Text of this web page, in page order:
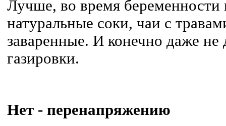
Лучше, во время беременности
натуральные соки, чаи с
заваренные. И конечно даже не
газировки.
Нет - перенапряжению